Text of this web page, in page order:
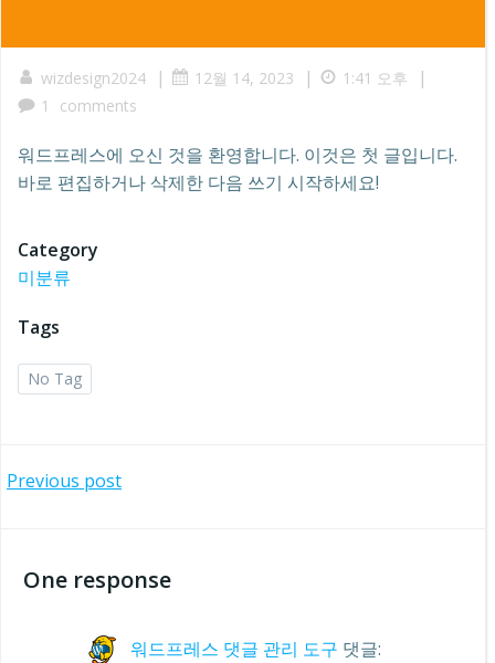
wizdesign2024 | 12월 14, 2023 | 1:41 오후 |
1 comments
워드프레스에 오신 것을 환영합니다. 이것은 첫 글입니다.
바로 편집하거나 삭제한 다음 쓰기 시작하세요!
Category
미분류
Tags
No Tag
글
색
Previous post
One response
워드프레스 댓글 관리 도구 댓글: